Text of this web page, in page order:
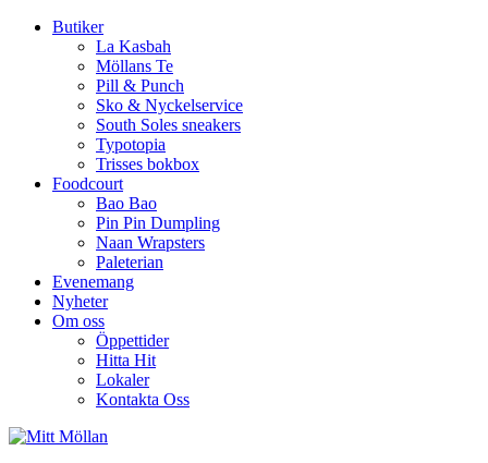
Butiker
La Kasbah
Möllans Te
Pill & Punch
Sko & Nyckelservice
South Soles sneakers
Typotopia
Trisses bokbox
Foodcourt
Bao Bao
Pin Pin Dumpling
Naan Wrapsters
Paleterian
Evenemang
Nyheter
Om oss
Öppettider
Hitta Hit
Lokaler
Kontakta Oss